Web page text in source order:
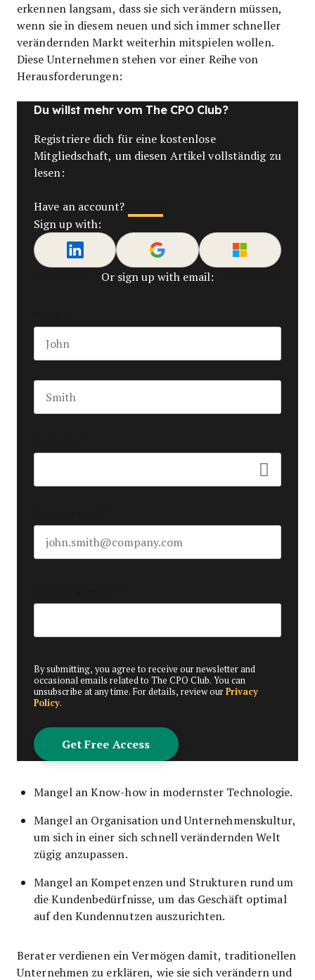
erkennen langsam, dass sie sich verändern müssen,
wenn sie in diesem neuen und sich immer schneller
verändernden Markt weiterhin mitspielen wollen.
Diese Unternehmen stehen vor einer Reihe von
Herausforderungen:
Du willst mehr vom The CPO Club?
Registriere dich für eine kostenlose
Mitgliedschaft, um diesen Artikel vollständig zu
lesen:
Have an account?
Sign up with:
Or sign up with email:
By submitting, you agree to receive our newsletter and
occasional emails related to The CPO Club. You can
unsubscribe at any time. For details, review ourPrivacy
Policy.
Mangel an Know-how in modernster Technologie.
Mangel an Organisation und Unternehmenskultur,
um sich in einer sich schnell verändernden Welt
zügig anzupassen.
Mangel an Kompetenzen und Strukturen rund um
die Kundenbedürfnisse, um das Geschäft optimal
auf den Kundennutzen auszurichten.
Berater verdienen ein Vermögen damit, traditionellen
Unternehmen zu erklären, wie sie sich verändern und